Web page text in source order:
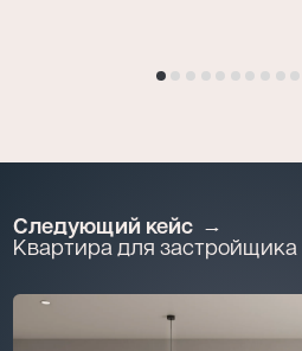
Следующий кейс
Квартира для застройщика